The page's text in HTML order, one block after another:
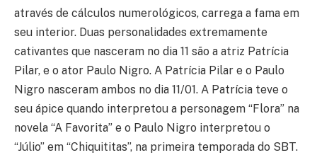
através de cálculos numerológicos, carrega a fama em
seu interior. Duas personalidades extremamente
cativantes que nasceram no dia 11 são a atriz Patrícia
Pilar, e o ator Paulo Nigro. A Patrícia Pilar e o Paulo
Nigro nasceram ambos no dia 11/01. A Patrícia teve o
seu ápice quando interpretou a personagem “Flora” na
novela “A Favorita” e o Paulo Nigro interpretou o
“Júlio” em “Chiquititas”, na primeira temporada do SBT.